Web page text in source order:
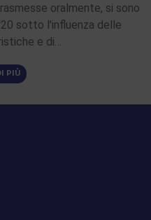
oralmente, si sono
sotto l'influenza delle
e di…
PIÙ